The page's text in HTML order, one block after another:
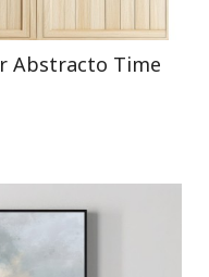
Abstracto Time